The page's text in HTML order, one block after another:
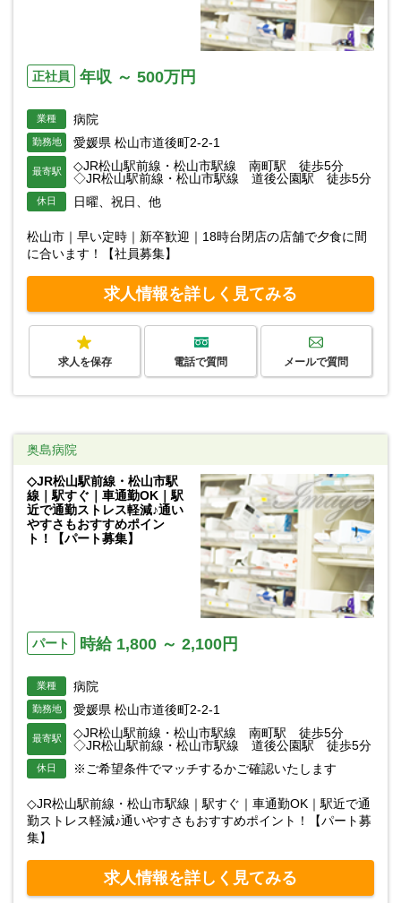
正社員 年収 ～ 500万円
業種 病院
勤務地 愛媛県 松山市道後町2-2-1
最寄駅
◇JR松山駅前線・松山市駅線 南町駅 徒歩5分
◇JR松山駅前線・松山市駅線 道後公園駅 徒歩5分
休日 日曜、祝日、他
松山市｜早い定時｜新卒歓迎｜18時台閉店の店舗で夕食に間
に合います！【社員募集】
求人情報を詳しく見てみる
求人を保存 電話で質問 メールで質問
奥島病院
◇JR松山駅前線・松山市駅
線｜駅すぐ｜車通勤OK｜駅
近で通勤ストレス軽減♪通い
やすさもおすすめポイン
ト！【パート募集】
パート 時給 1,800 ～ 2,100円
業種 病院
勤務地 愛媛県 松山市道後町2-2-1
最寄駅
◇JR松山駅前線・松山市駅線 南町駅 徒歩5分
◇JR松山駅前線・松山市駅線 道後公園駅 徒歩5分
休日 ※ご希望条件でマッチするかご確認いたします
◇JR松山駅前線・松山市駅線｜駅すぐ｜車通勤OK｜駅近で通
勤ストレス軽減♪通いやすさもおすすめポイント！【パート募
集】
求人情報を詳しく見てみる